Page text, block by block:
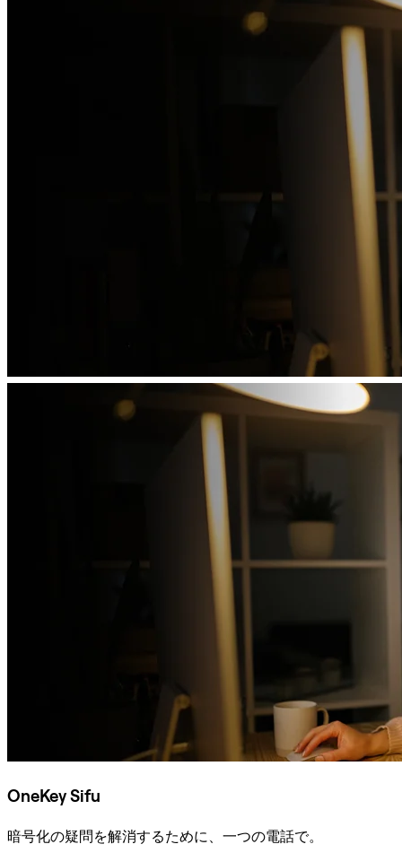
OneKey Sifu
暗号化の疑問を解消するために、一つの電話で。